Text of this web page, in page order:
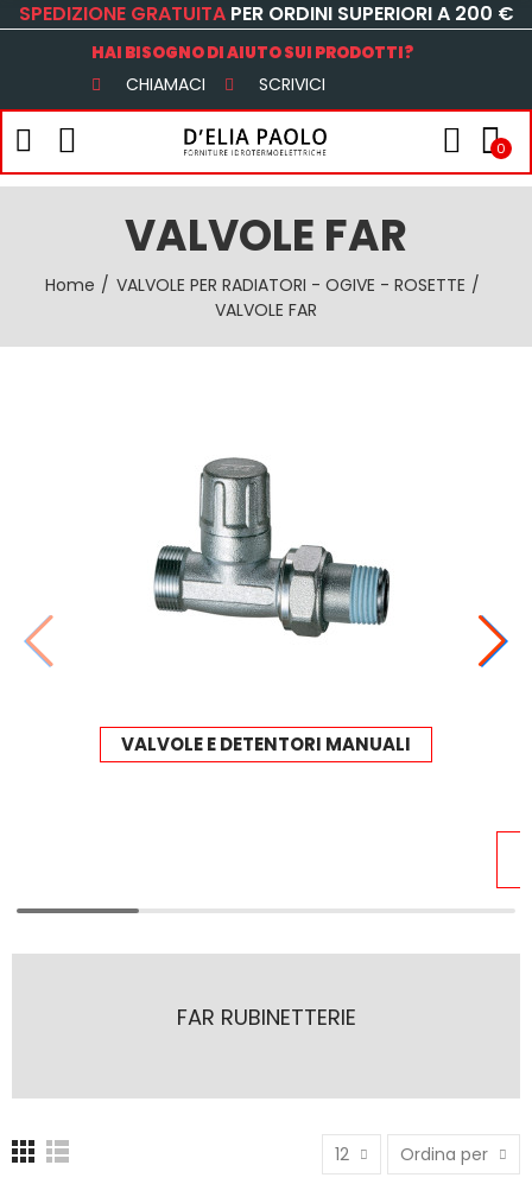
SPEDIZIONE GRATUITA PER ORDINI SUPERIORI A 200 €
HAI BISOGNO DI AIUTO SUI PRODOTTI?
CHIAMACI SCRIVICI
0
VALVOLE FAR
Home
VALVOLE PER RADIATORI - OGIVE - ROSETTE
VALVOLE FAR
VALVOLE E DETENTORI MANUALI
FAR RUBINETTERIE
12 Ordina per